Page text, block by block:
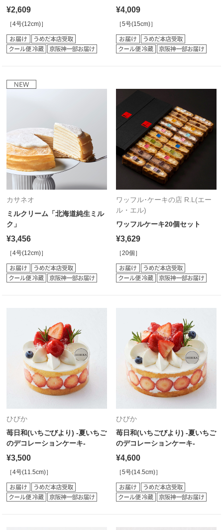
¥2,609
［4号(12cm)］
¥4,009
［5号(15cm)］
カサネオ
ミルクリーム「北海道純生ミル
ク」
¥3,456
［4号(12cm)］
ワッフル･ケーキの店 R.L(エー
ル・エル)
ワッフルケーキ20個セット
¥3,629
［20個］
ひびか
苺日和(いちごびより) -夏いちご
のデコレーションケーキ-
¥3,500
［4号(11.5cm)］
ひびか
苺日和(いちごびより) -夏いちご
のデコレーションケーキ-
¥4,600
［5号(14.5cm)］